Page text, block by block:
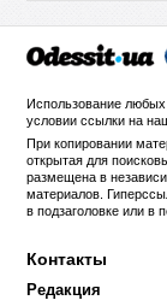
Использование
условии ссылки на
При копировании
открытая для
размещена в
материалов.
в подзаголовке или в
Контакты
Редакция